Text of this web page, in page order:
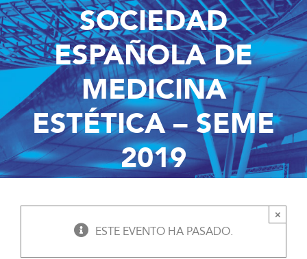
SOCIEDAD
ESPAÑOLA DE
MEDICINA
ESTÉTICA – SEME
2019
ESTE EVENTO HA PASADO.
×